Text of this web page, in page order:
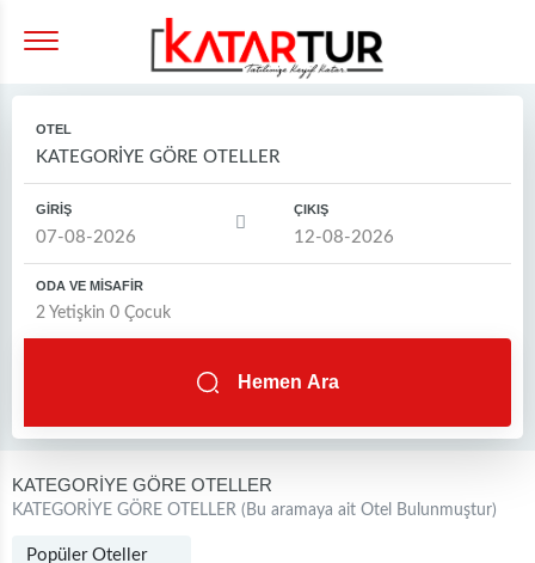
OTEL
GİRİŞ ÇIKIŞ
ODA VE MİSAFİR
2 Yetişkin 0 Çocuk
Hemen Ara
KATEGORİYE GÖRE OTELLER
KATEGORİYE GÖRE OTELLER (Bu aramaya ait Otel Bulunmuştur)